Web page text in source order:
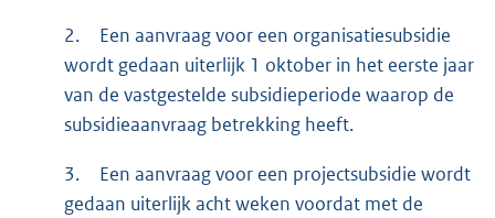
2.
Een aanvraag voor een organisatiesubsidie
wordt gedaan uiterlijk 1 oktober in het eerste jaar
van de vastgestelde subsidieperiode waarop de
subsidieaanvraag betrekking heeft.
3.
Een aanvraag voor een projectsubsidie wordt
gedaan uiterlijk acht weken voordat met de